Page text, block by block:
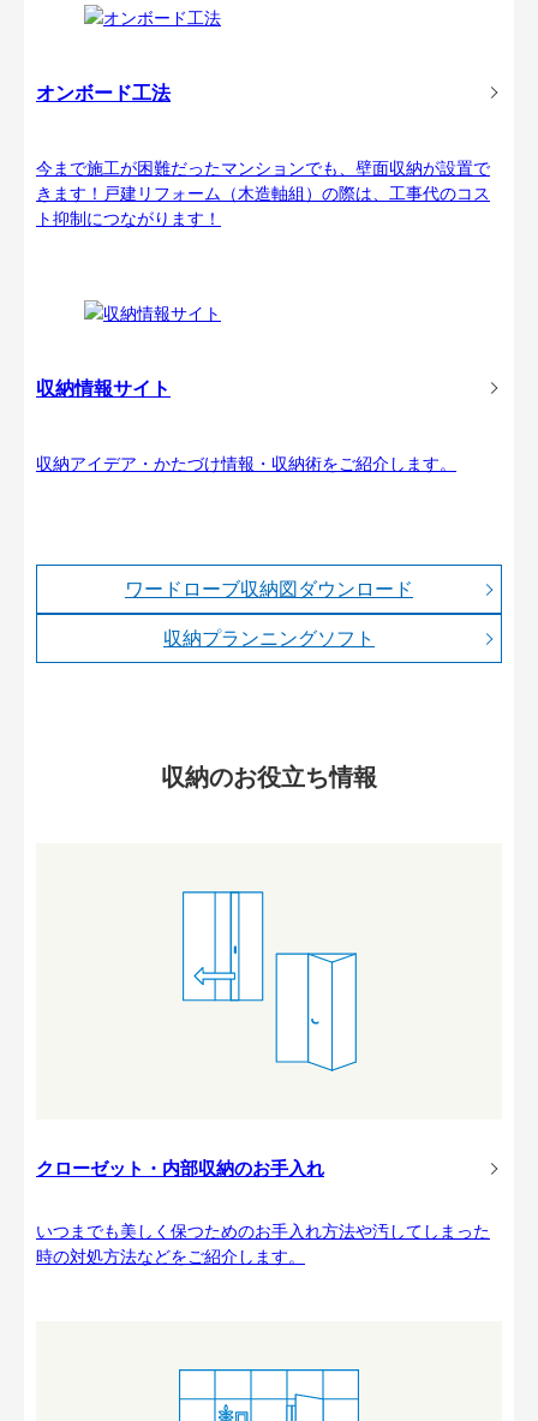
オンボード工法
今まで施工が困難だったマンションでも、壁面収納が設置で
きます！戸建リフォーム（木造軸組）の際は、工事代のコス
ト抑制につながります！
収納情報サイト
収納アイデア・かたづけ情報・収納術をご紹介します。
ワードローブ収納図ダウンロード
収納プランニングソフト
収納のお役立ち情報
クローゼット・内部収納のお手入れ
いつまでも美しく保つためのお手入れ方法や汚してしまった
時の対処方法などをご紹介します。